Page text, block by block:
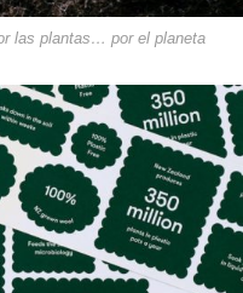
las plantas… por el planeta